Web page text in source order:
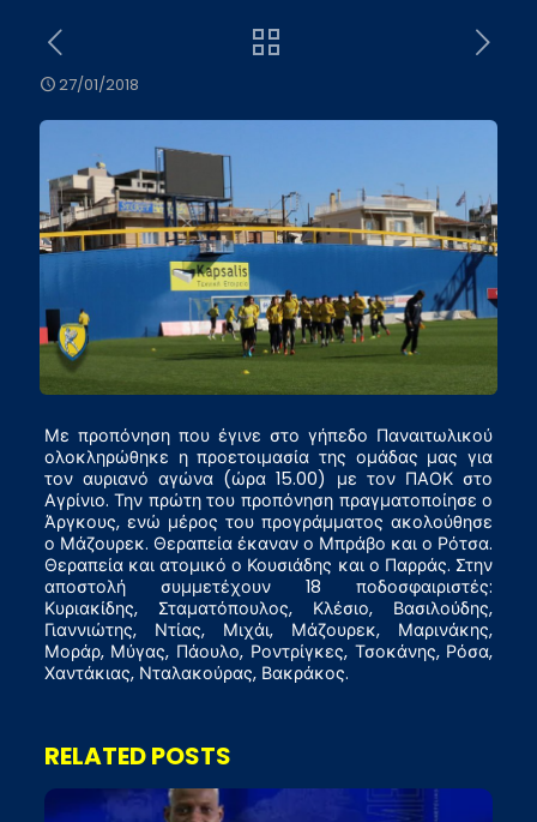
27/01/2018
Με προπόνηση που έγινε στο γήπεδο Παναιτωλικού
ολοκληρώθηκε η προετοιμασία της ομάδας μας για
τον αυριανό αγώνα (ώρα 15.00) με τον ΠΑΟΚ στο
Αγρίνιο. Την πρώτη του προπόνηση πραγματοποίησε ο
Άργκους, ενώ μέρος του προγράμματος ακολούθησε
ο Μάζουρεκ. Θεραπεία έκαναν ο Μπράβο και ο Ρότσα.
Θεραπεία και ατομικό ο Κουσιάδης και ο Παρράς. Στην
αποστολή συμμετέχουν 18 ποδοσφαιριστές:
Κυριακίδης, Σταματόπουλος, Κλέσιο, Βασιλούδης,
Γιαννιώτης, Ντίας, Μιχάι, Μάζουρεκ, Μαρινάκης,
Μοράρ, Μύγας, Πάουλο, Ροντρίγκες, Τσοκάνης, Ρόσα,
Χαντάκιας, Νταλακούρας, Βακράκος.
RELATED POSTS